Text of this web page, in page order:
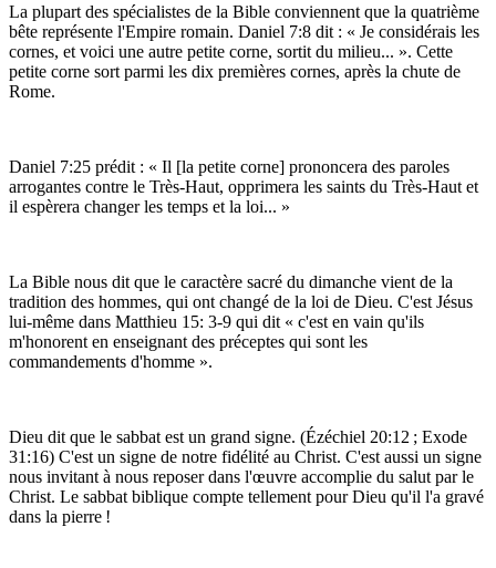
La plupart des spécialistes de la Bible conviennent que la quatrième
bête représente l'Empire romain. Daniel 7:8 dit : « Je considérais les
cornes, et voici une autre petite corne, sortit du milieu... ». Cette
petite corne sort parmi les dix premières cornes, après la chute de
Rome.
Daniel 7:25 prédit : « Il [la petite corne] prononcera des paroles
arrogantes contre le Très-Haut, opprimera les saints du Très-Haut et
il espèrera changer les temps et la loi... »
La Bible nous dit que le caractère sacré du dimanche vient de la
tradition des hommes, qui ont changé de la loi de Dieu. C'est Jésus
lui-même dans Matthieu 15: 3-9 qui dit « c'est en vain qu'ils
m'honorent en enseignant des préceptes qui sont les
commandements d'homme ».
Dieu dit que le sabbat est un grand signe. (Ézéchiel 20:12 ; Exode
31:16) C'est un signe de notre fidélité au Christ. C'est aussi un signe
nous invitant à nous reposer dans l'œuvre accomplie du salut par le
Christ. Le sabbat biblique compte tellement pour Dieu qu'il l'a gravé
dans la pierre !